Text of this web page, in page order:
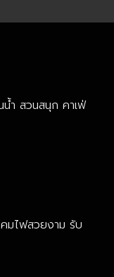
ำ สวนสนุก คาเฟ่
มไฟสวยงาม รับ